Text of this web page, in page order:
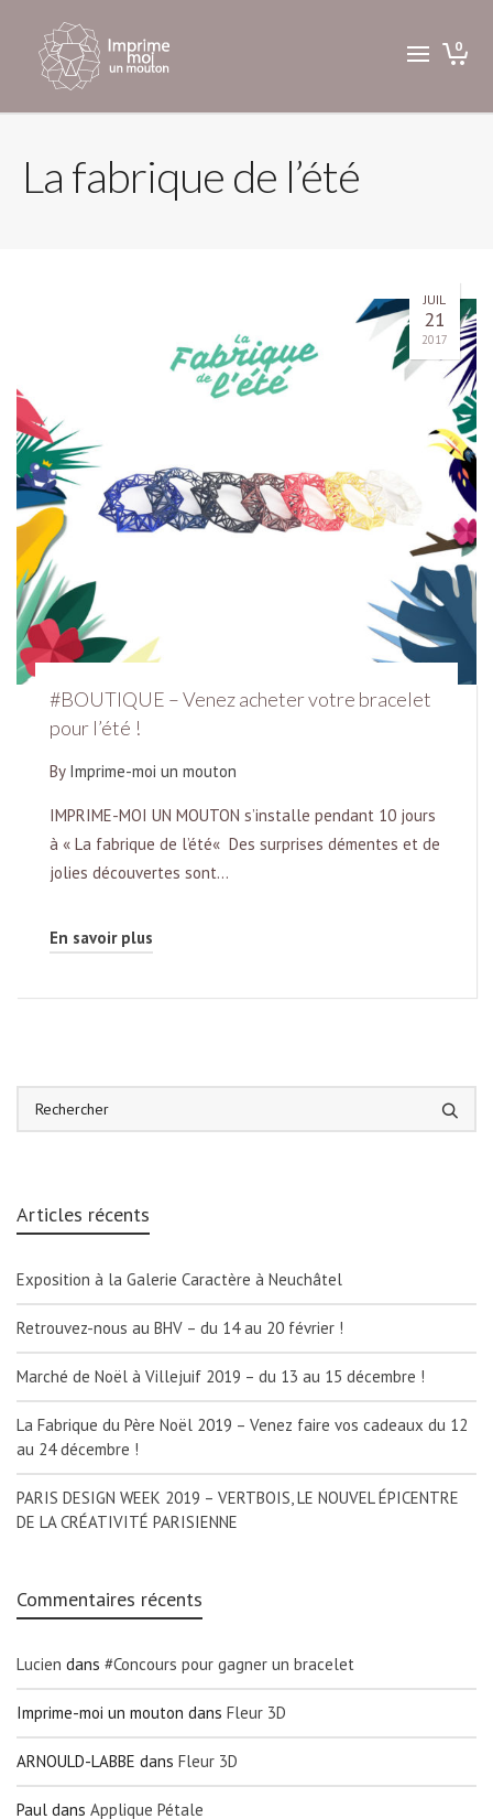
0
La fabrique de l’été
JUIL
21
2017
#BOUTIQUE – Venez acheter votre bracelet
pour l’été !
By Imprime-moi un mouton
IMPRIME-MOI UN MOUTON s’installe pendant 10 jours
à « La fabrique de l’été« Des surprises démentes et de
jolies découvertes sont…
En savoir plus
Articles récents
Exposition à la Galerie Caractère à Neuchâtel
Retrouvez-nous au BHV – du 14 au 20 février !
Marché de Noël à Villejuif 2019 – du 13 au 15 décembre !
La Fabrique du Père Noël 2019 – Venez faire vos cadeaux du 12
au 24 décembre !
PARIS DESIGN WEEK 2019 – VERTBOIS, LE NOUVEL ÉPICENTRE
DE LA CRÉATIVITÉ PARISIENNE
Commentaires récents
Lucien dans #Concours pour gagner un bracelet
Imprime-moi un mouton dans Fleur 3D
ARNOULD-LABBE dans Fleur 3D
Paul dans Applique Pétale